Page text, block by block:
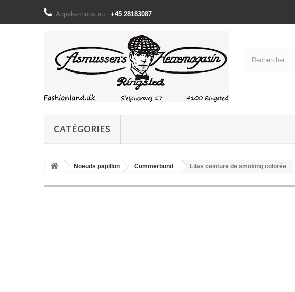
Appelez-nous au : +45 28183087
CATÉGORIES
Noeuds papillon Cummerbund Lilas ceinture de smoking colorée